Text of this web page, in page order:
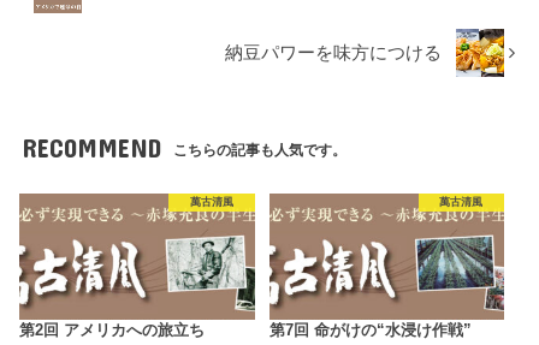
納豆パワーを味方につける
RECOMMEND こちらの記事も人気です。
萬古清風
第2回 アメリカへの旅立ち
萬古清風
第7回 命がけの“水浸け作戦”